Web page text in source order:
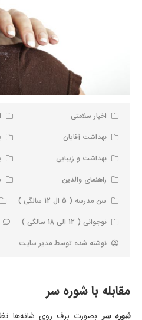
اخبار سلامتی
بهداشت آقایان
بهداشت و زیبایی
راهنمای والدین
سن مدرسه ( 5 ال 12 سالگی )
نوجوانی ( 12 الی 18 سالگی )
نوشته شده توسط مدیر سایت
مقابله با شوره سر
شوره سر بصورت برف روی شانه‌ها